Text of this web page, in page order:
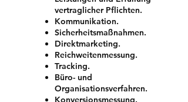
vertraglicher Pflichten.
Kommunikation.
Sicherheitsmaßnahmen.
Direktmarketing.
Reichweitenmessung.
Tracking.
Büro- und
Organisationsverfahren.
Konversionsmessung.